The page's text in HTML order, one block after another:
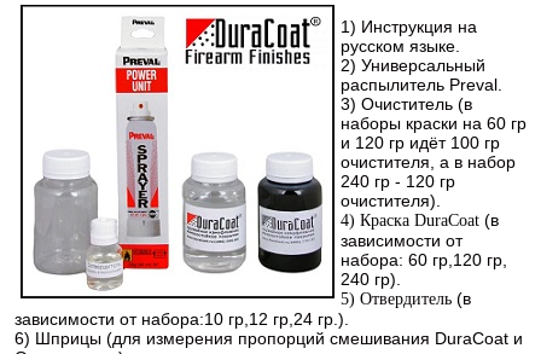
1) Инструкция на
русском языке.
2) Универсальный
распылитель Preval.
3) Очиститель (в
наборы краски на 60 гр
и 120 гр идёт 100 гр
очистителя, а в набор
240 гр - 120 гр
очистителя).
4) Краска DuraCoat (в
зависимости от
набора: 60 гр,120 гр,
240 гр).
5) Отвердитель (в
зависимости от набора:10 гр,12 гр,24 гр.).
6) Шприцы (для измерения пропорций смешивания DuraCoat и